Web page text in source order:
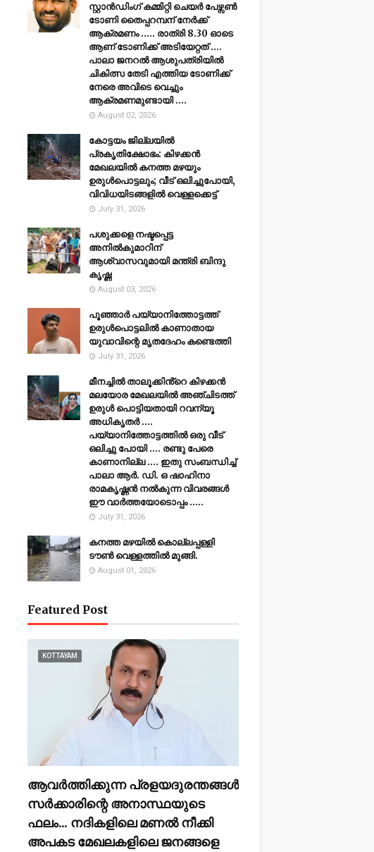
സ്റ്റാൻഡിംഗ് കമ്മിറ്റി ചെയർ പേഴ്സൺ
ടോണി തൈപ്പറമ്പന് നേർക്ക്
ആക്രമണം ..... രാത്രി 8.30 ഓടെ
ആണ് ടോണിക്ക് അടിയേറ്റത് ....
പാലാ ജനറൽ ആശുപത്രിയിൽ
ചികിത്സ തേടി എത്തിയ ടോണിക്ക്
നേരെ അവിടെ വെച്ചും
ആക്രമണമുണ്ടായി ....
August 02, 2026
കോട്ടയം ജില്ലയില്‍
പ്രകൃതിക്ഷോഭം: കിഴക്കന്‍
മേഖലയില്‍ കനത്ത മഴയും
ഉരുള്‍പൊട്ടലും; വീട് ഒലിച്ചുപോയി,
വിവിധയിടങ്ങളില്‍ വെള്ളക്കെട്ട്
July 31, 2026
പശുക്കളെ നഷ്ടപ്പെട്ട
അനിൽകുമാറിന്
ആശ്വാസവുമായി മന്ത്രി ബിന്ദു
കൃഷ്ണ
August 03, 2026
പൂഞ്ഞാര്‍ പയ്യാനിത്തോട്ടത്ത്
ഉരുള്‍പൊട്ടലില്‍ കാണാതായ
യുവാവിന്റെ മൃതദേഹം കണ്ടെത്തി
July 31, 2026
മീനച്ചിൽ താലൂക്കിൻ്റെ കിഴക്കൻ
മലയോര മേഖലയിൽ അഞ്ചിടത്ത്
ഉരുൾ പൊട്ടിയതായി റവന്യൂ
അധികൃതർ ....
പയ്യാനിത്തോട്ടത്തിൽ ഒരു വീട്
ഒലിച്ചു പോയി .... രണ്ടു പേരെ
കാണാനില്ല .... ഇതു സംബന്ധിച്ച്
പാലാ ആർ. ഡി. ഒ ഷാഹിനാ
രാമകൃഷ്ണൻ നൽകുന്ന വിവരങ്ങൾ
ഈ വാർത്തയോടൊപ്പം .....
July 31, 2026
കനത്ത മഴയില്‍ കൊല്ലപ്പള്ളി
ടൗണ്‍ വെള്ളത്തില്‍ മുങ്ങി.
August 01, 2026
Featured Post
KOTTAYAM
ആവർത്തിക്കുന്ന പ്രളയദുരന്തങ്ങൾ
സർക്കാരിന്റെ അനാസ്ഥയുടെ
ഫലം... നദികളിലെ മണൽ നീക്കി
അപകട മേഖലകളിലെ ജനങ്ങളെ